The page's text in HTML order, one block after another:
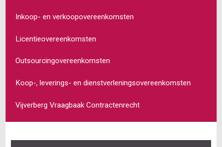
Inkoop- en verkoopovereenkomsten
Licentieovereenkomsten
Outsourcingovereenkomsten
Koop-, leverings- en dienstverleningsovereenkomsten
Vijverberg Vraagbaak Contractenrecht